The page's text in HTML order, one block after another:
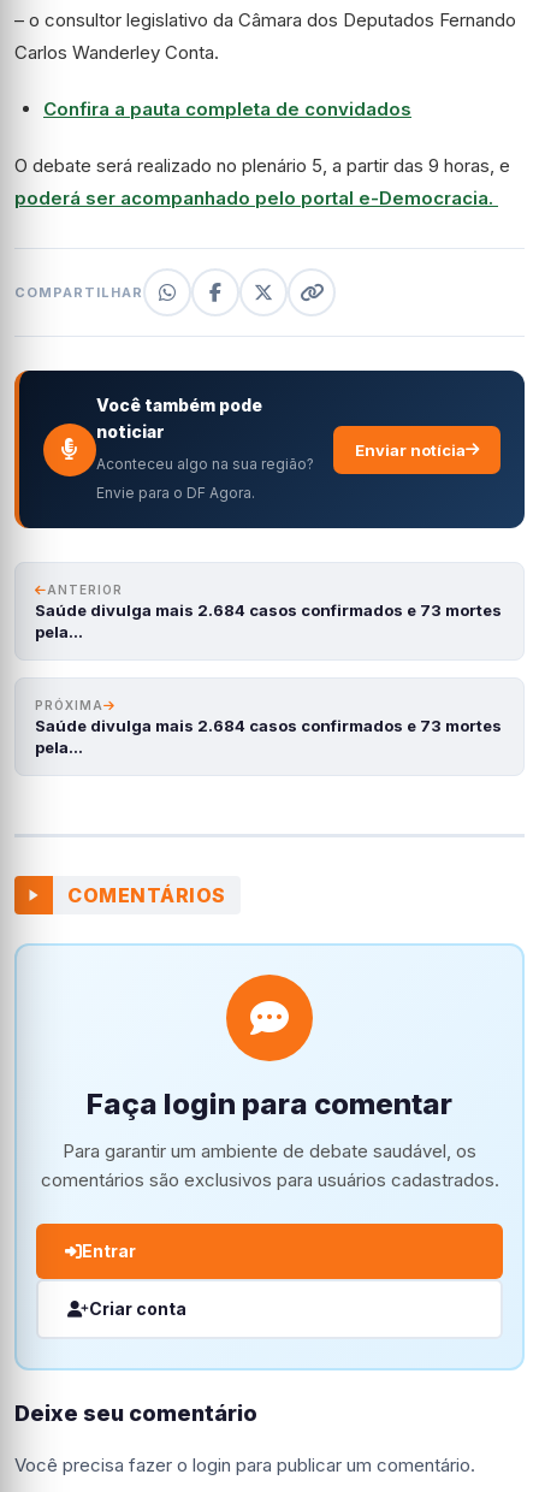
– o consultor legislativo da Câmara dos Deputados Fernando
Carlos Wanderley Conta.
Confira a pauta completa de convidados
O debate será realizado no plenário 5, a partir das 9 horas, e
poderá ser acompanhado pelo portal e-Democracia.
COMPARTILHAR
Você também pode
noticiar
Aconteceu algo na sua região?
Envie para o DF Agora.
Enviar notícia
ANTERIOR
Saúde divulga mais 2.684 casos confirmados e 73 mortes
pela…
PRÓXIMA
Saúde divulga mais 2.684 casos confirmados e 73 mortes
pela…
COMENTÁRIOS
Faça login para comentar
Para garantir um ambiente de debate saudável, os
comentários são exclusivos para usuários cadastrados.
Entrar
Criar conta
Deixe seu comentário
Você precisa fazer o login para publicar um comentário.